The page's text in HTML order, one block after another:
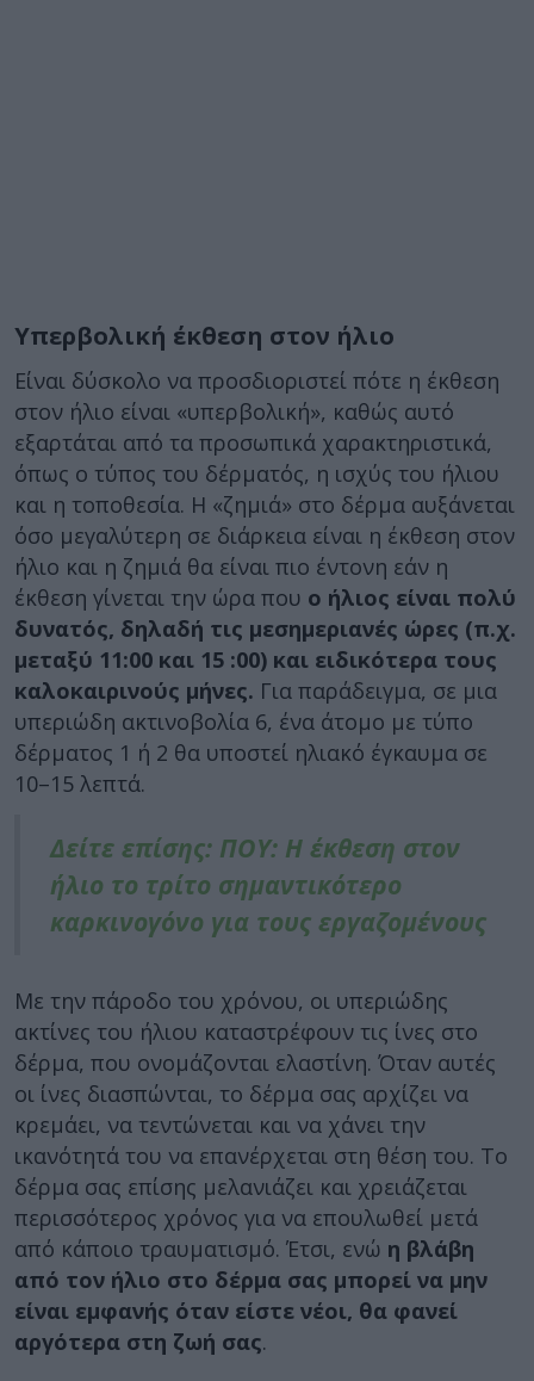
Υπερβολική έκθεση στον ήλιο
Είναι δύσκολο να προσδιοριστεί πότε η έκθεση
στον ήλιο είναι «υπερβολική», καθώς αυτό
εξαρτάται από τα προσωπικά χαρακτηριστικά,
όπως ο τύπος του δέρματός, η ισχύς του ήλιου
και η τοποθεσία. Η «ζημιά» στο δέρμα αυξάνεται
όσο μεγαλύτερη σε διάρκεια είναι η έκθεση στον
ήλιο και η ζημιά θα είναι πιο έντονη εάν η
έκθεση γίνεται την ώρα που ο ήλιος είναι πολύ
δυνατός, δηλαδή τις μεσημεριανές ώρες (π.χ.
μεταξύ 11:00 και 15 :00) και ειδικότερα τους
καλοκαιρινούς μήνες. Για παράδειγμα, σε μια
υπεριώδη ακτινοβολία 6, ένα άτομο με τύπο
δέρματος 1 ή 2 θα υποστεί ηλιακό έγκαυμα σε
10–15 λεπτά.
Δείτε επίσης: ΠΟΥ: Η έκθεση στον
ήλιο το τρίτο σημαντικότερο
καρκινογόνο για τους εργαζομένους
Με την πάροδο του χρόνου, οι υπεριώδης
ακτίνες του ήλιου καταστρέφουν τις ίνες στο
δέρμα, που ονομάζονται ελαστίνη. Όταν αυτές
οι ίνες διασπώνται, το δέρμα σας αρχίζει να
κρεμάει, να τεντώνεται και να χάνει την
ικανότητά του να επανέρχεται στη θέση του. Το
δέρμα σας επίσης μελανιάζει και χρειάζεται
περισσότερος χρόνος για να επουλωθεί μετά
από κάποιο τραυματισμό. Έτσι, ενώ η βλάβη
από τον ήλιο στο δέρμα σας μπορεί να μην
είναι εμφανής όταν είστε νέοι, θα φανεί
αργότερα στη ζωή σας.